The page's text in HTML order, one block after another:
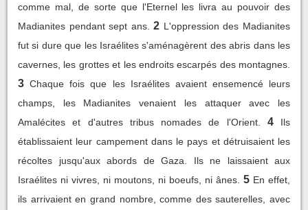
comme mal, de sorte que l'Eternel les livra au pouvoir des
Madianites pendant sept ans. 2 L'oppression des Madianites
fut si dure que les Israélites s'aménagèrent des abris dans les
cavernes, les grottes et les endroits escarpés des montagnes.
3 Chaque fois que les Israélites avaient ensemencé leurs
champs, les Madianites venaient les attaquer avec les
Amalécites et d'autres tribus nomades de l'Orient.
4
Ils
établissaient leur campement dans le pays et détruisaient les
récoltes jusqu'aux abords de Gaza. Ils ne laissaient aux
Israélites ni vivres, ni moutons, ni boeufs, ni ânes. 5 En effet,
ils arrivaient en grand nombre, comme des sauterelles, avec